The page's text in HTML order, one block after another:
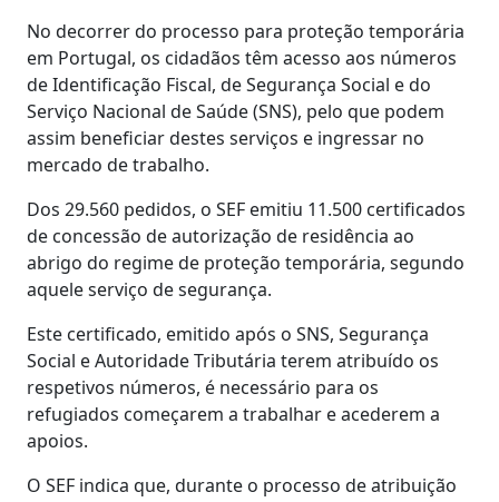
No decorrer do processo para proteção temporária
em Portugal, os cidadãos têm acesso aos números
de Identificação Fiscal, de Segurança Social e do
Serviço Nacional de Saúde (SNS), pelo que podem
assim beneficiar destes serviços e ingressar no
mercado de trabalho.
Dos 29.560 pedidos, o SEF emitiu 11.500 certificados
de concessão de autorização de residência ao
abrigo do regime de proteção temporária, segundo
aquele serviço de segurança.
Este certificado, emitido após o SNS, Segurança
Social e Autoridade Tributária terem atribuído os
respetivos números, é necessário para os
refugiados começarem a trabalhar e acederem a
apoios.
O SEF indica que, durante o processo de atribuição